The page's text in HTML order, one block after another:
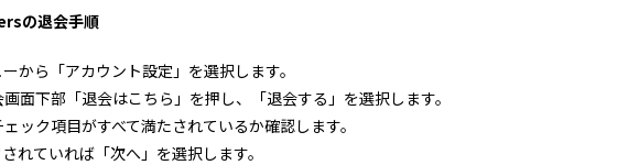
の退会手順
から「アカウント設定」を選択します。
面下部「退会はこちら」を押し、「退会する」を選択します。
ック項目がすべて満たされているか確認します。
れていれば「次へ」を選択します。